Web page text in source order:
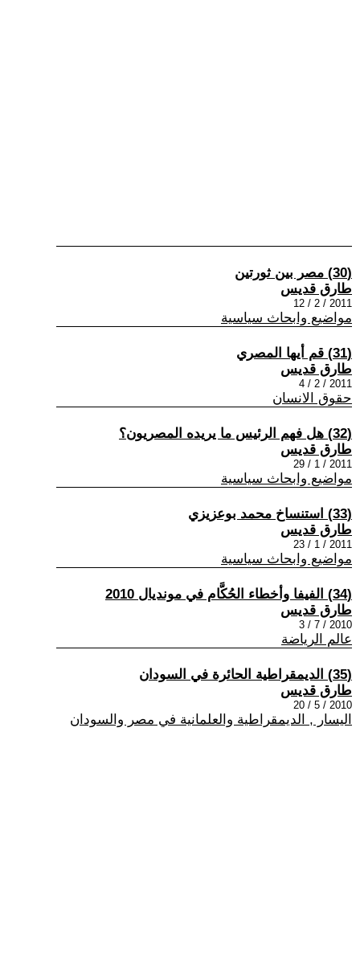
(30) مصر بين ثورتين
طارق قديس
2011 / 2 / 12
مواضيع وابحاث سياسية
(31) قم أيها المصري
طارق قديس
2011 / 2 / 4
حقوق الانسان
(32) هل فهم الرئيس ما يريده المصريون؟
طارق قديس
2011 / 1 / 29
مواضيع وابحاث سياسية
(33) استنساخ محمد بوعزيزي
طارق قديس
2011 / 1 / 23
مواضيع وابحاث سياسية
(34) الفيفا وأخطاء الحُكَّام في مونديال 2010
طارق قديس
2010 / 7 / 3
عالم الرياضة
(35) الديمقراطية الحائرة في السودان
طارق قديس
2010 / 5 / 20
اليسار , الديمقراطية والعلمانية في مصر والسودان